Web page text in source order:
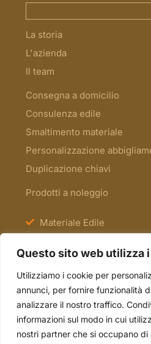
Questo sito web utilizza
Utilizziamo i cookie per
annunci, per fornire funzionalità
analizzare il nostro traffico.
informazioni sul modo in cui
nostri partner che si occupano di
La storia
L'azienda
Il team
Consegna a domicilio
Consulenza edile
Smaltimento materiale
Personalizzazione
Duplicazione chiavi
Prodotti a noleggio
Materiale Edile
Scale e Ponteggi
Occasioni
tel. 051.70.22.15